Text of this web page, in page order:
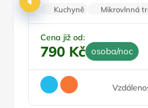
Kuchyně Mikrovlnná
Sprchový kout
Cena již od:
790 Kč osoba/noc